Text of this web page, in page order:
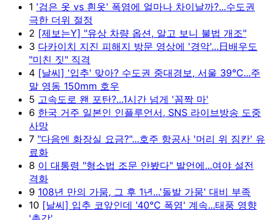
1 '검은 옷 vs 흰옷' 폭염에 얼마나 차이날까?...수도권
극한 더위 절정
2 [제보는Y] "유상 차량 옵션, 알고 보니 불법 개조"
3 다카이치 지진 피해지 방문 영상에 '경악'...日배우도
"미친 짓" 직격
4 [날씨] '입추' 맞아? 수도권 중대경보, 서울 39℃...주
말 영동 150mm 호우
5 고속도로 왠 포탄?...1시간 넘게 '꼼짝 마'
6 한국 거주 일본인 인플루언서, SNS 라이브방송 도중
사망
7 "다음엔 화장실 요금?"...호주 항공사 '머리 위 짐칸' 유
료화
8 이 대통령 "형소법 조문 안봤다" 발언에...여야 설전
격화
9 108년 만의 가뭄, 그 후 1년...'돌발 가뭄' 대비 부족
10 [날씨] 입추 코앞인데 '40℃ 폭염' 계속...태풍 영향